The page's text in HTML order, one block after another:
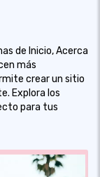
de Inicio, Acerca
más
crear un sitio
Explora los
para tus